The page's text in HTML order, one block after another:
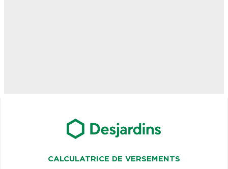
CALCULATRICE DE VERSEMENTS